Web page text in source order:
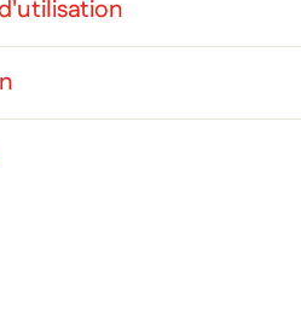
Connexion